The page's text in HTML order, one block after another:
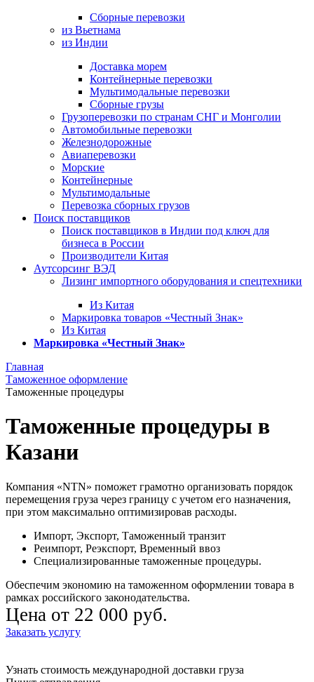
Сборные перевозки
из Вьетнама
из Индии
Доставка морем
Контейнерные перевозки
Мультимодальные перевозки
Сборные грузы
Грузоперевозки по странам СНГ и Монголии
Автомобильные перевозки
Железнодорожные
Авиаперевозки
Морские
Контейнерные
Мультимодальные
Перевозка сборных грузов
Поиск поставщиков
Поиск поставщиков в Индии под ключ для
бизнеса в России
Производители Китая
Аутсорсинг ВЭД
Лизинг импортного оборудования и спецтехники
Из Китая
Маркировка товаров «Честный Знак»
Из Китая
Маркировка «Честный Знак»
Главная
Таможенное оформление
Таможенные процедуры
Таможенные процедуры в
Казани
Компания «NTN» поможет грамотно организовать порядок
перемещения груза через границу с учетом его назначения,
при этом максимально оптимизировав расходы.
Импорт, Экспорт, Таможенный транзит
Реимпорт, Реэкспорт, Временный ввоз
Специализированные таможенные процедуры.
Обеспечим экономию на таможенном оформлении товара в
рамках российского законодательства.
Цена от 22 000 руб.
Заказать услугу
Узнать стоимость международной доставки груза